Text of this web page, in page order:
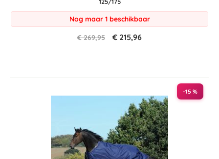
Nog maar 1 beschikbaar
€ 269,95 € 215,96
-15 %